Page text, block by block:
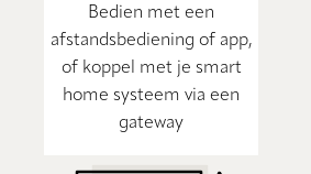
Bedien met een
afstandsbediening of app,
of koppel met je smart
home systeem via een
gateway